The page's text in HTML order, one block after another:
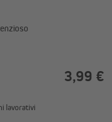
3,99 €
lavorativi